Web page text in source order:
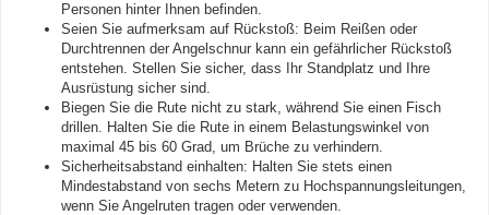
Personen hinter Ihnen befinden.
Seien Sie aufmerksam auf Rückstoß: Beim Reißen oder
Durchtrennen der Angelschnur kann ein gefährlicher Rückstoß
entstehen. Stellen Sie sicher, dass Ihr Standplatz und Ihre
Ausrüstung sicher sind.
Biegen Sie die Rute nicht zu stark, während Sie einen Fisch
drillen. Halten Sie die Rute in einem Belastungswinkel von
maximal 45 bis 60 Grad, um Brüche zu verhindern.
Sicherheitsabstand einhalten: Halten Sie stets einen
Mindestabstand von sechs Metern zu Hochspannungsleitungen,
wenn Sie Angelruten tragen oder verwenden.